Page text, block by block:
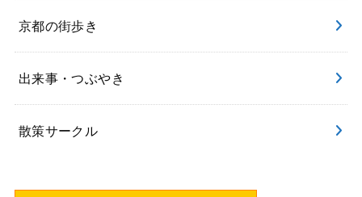
京都の街歩き
出来事・つぶやき
散策サークル